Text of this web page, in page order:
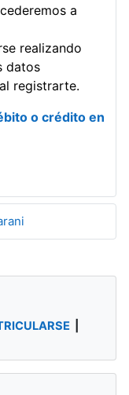
a
realizando
datos
registrarte.
o crédito en